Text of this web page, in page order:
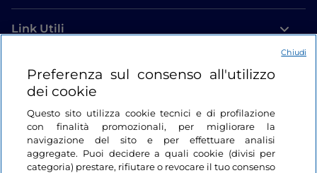
Link Utili
Login
Restiamo in contatto
Preferenza sul consenso all'utilizzo
dei cookie
Questo sito utilizza cookie tecnici e di profilazione
con finalità promozionali, per migliorare la
navigazione del sito e per effettuare analisi
aggregate. Puoi decidere a quali cookie (divisi per
categoria) prestare, rifiutare o revocare il tuo consenso
Chiudi